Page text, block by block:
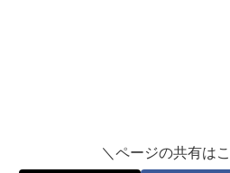
＼ページの共有は